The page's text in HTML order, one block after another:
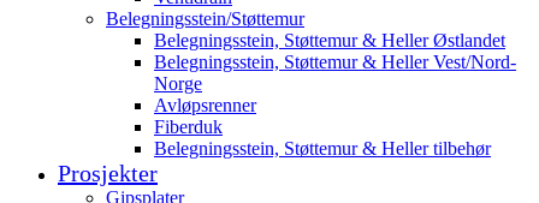
Belegningsstein/Støttemur
Belegningsstein, Støttemur & Heller Østlandet
Belegningsstein, Støttemur & Heller Vest/Nord-
Norge
Avløpsrenner
Fiberduk
Belegningsstein, Støttemur & Heller tilbehør
Prosjekter
Gipsplater